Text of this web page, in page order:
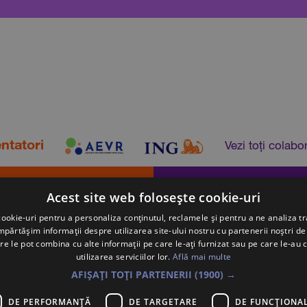
Vezi toți
te la newsletter. Introdu
ta de e-mail pe care
conform detaliilor de
Termeni și
© Banometru 2026
Din 2016, peste
cu provocări în
economiilor. Prin
comportamente
Acest site web folosește cookie-uri
uri pentru a personaliza conținutul, reclamele și pentru a ne analiza
informații despre utilizarea site-ului nostru cu partenerii noștri
le pot combina cu alte informații pe care le-ați furnizat sau pe care le-au
utilizarea serviciilor lor. Află mai multe
AFIȘAȚI TOȚI PARTENERII (1900) →
DE PERFORMANȚĂ DE TARGETARE DE